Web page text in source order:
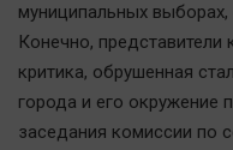
Обсуждаем
Персона
Последняя инстанция
муниципальных выборах,
Конечно,
критика, обрушенная
города и его окружение
заседания комиссии по